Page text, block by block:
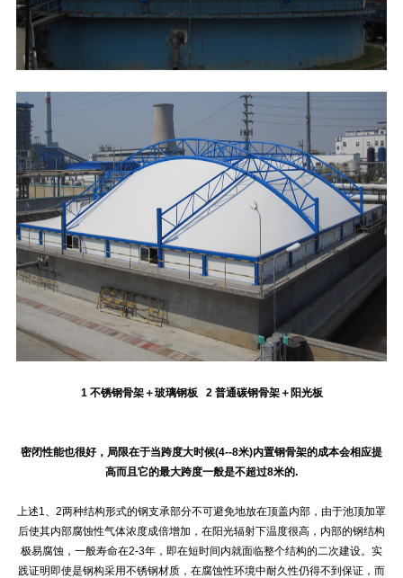
1 不锈钢骨架＋玻璃钢板 2 普通碳钢骨架＋阳光板
密闭性能也很好，局限在于当跨度大时候(4--8米)内置钢骨架的成本会相应提
高而且它的最大跨度一般是不超过8米的.
上述1、2两种结构形式的钢支承部分不可避免地放在顶盖内部，由于池顶加罩
后使其内部腐蚀性气体浓度成倍增加，在阳光辐射下温度很高，内部的钢结构
极易腐蚀，一般寿命在2-3年，即在短时间内就面临整个结构的二次建设。实
践证明即使是钢构采用不锈钢材质，在腐蚀性环境中耐久性仍得不到保证，而